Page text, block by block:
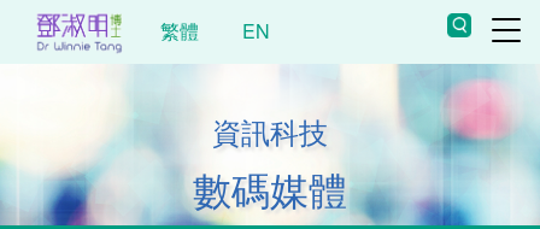
繁體 EN
資訊科技
數碼媒體